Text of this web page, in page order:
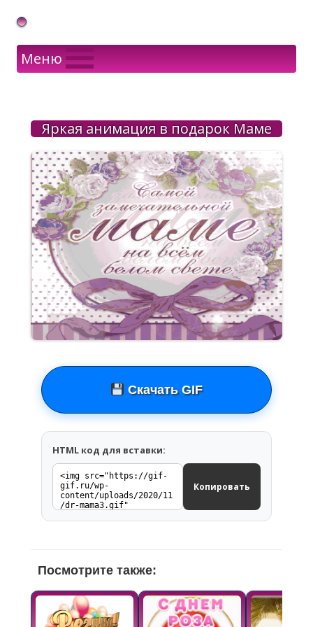
Gif Открытки в подарок
Меню
Яркая анимация в подарок Маме
Скачать GIF
HTML код для вставки:
Копировать
Посмотрите также: